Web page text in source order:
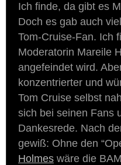
Ich finde, da gibt es
Doch es gab auch
Tom-Cruise-Fan. Ich
Moderatorin Mareile
angefeindet wird.
konzentrierter und
Tom Cruise selbst
sich bei seinen Fans
Dankesrede. Nach
gewiß: Ohne den
Holmes wäre die